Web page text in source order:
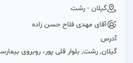
گیلان - رشت
آقای مهدی فلاح حسن زاده
آدرس
گیلان, رشت, بلوار قلی پور، روبروی